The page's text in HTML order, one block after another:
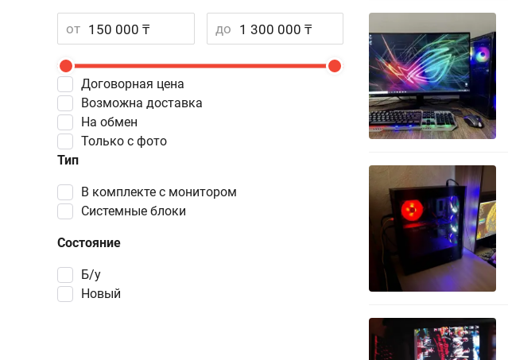
от до
Договорная цена
Возможна доставка
Тип
в комплекте с монитором
системные блоки
Состояние
Б/у
Новый
На обмен
Только с фото